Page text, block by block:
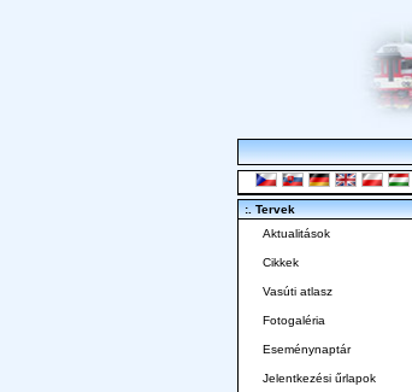
:. Tervek
Aktualitások
Cikkek
Vasúti atlasz
Fotogaléria
Eseménynaptár
Jelentkezési űrlapok